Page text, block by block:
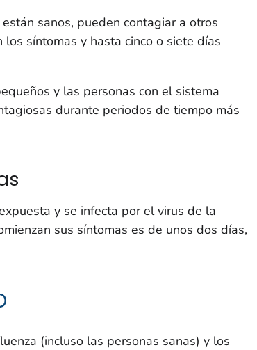
sanos, pueden contagiar a otros
síntomas y hasta cinco o siete días
y las personas con el sistema
durante periodos de tiempo más
y se infecta por el virus de la
sus síntomas es de unos dos días,
(incluso las personas sanas) y los